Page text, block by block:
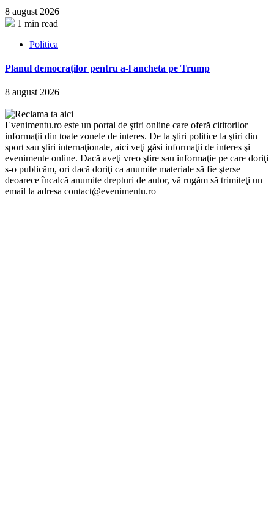
8 august 2026
1 min read
Politica
Planul democraților pentru a-l ancheta pe Trump
8 august 2026
Evenimentu.ro este un portal de ştiri online care oferă cititorilor
informaţii din toate zonele de interes. De la ştiri politice la ştiri din
sport sau ştiri internaţionale, aici veţi găsi informaţii de interes şi
evenimente online. Dacă aveţi vreo ştire sau informaţie pe care doriţi
s-o publicăm, ori dacă doriţi ca anumite materiale să fie şterse
deoarece încalcă anumite drepturi de autor, vă rugăm să trimiteţi un
email la adresa contact@evenimentu.ro